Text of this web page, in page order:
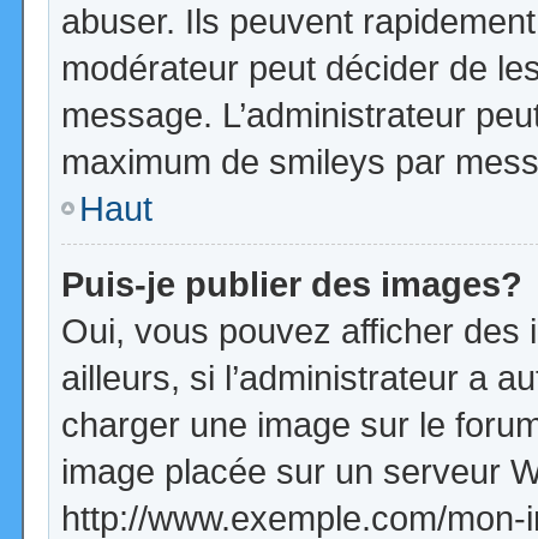
abuser. Ils peuvent
modérateur peut décider de
message. L’administrateur
maximum de smileys par
Haut
Puis-je publier des images?
Oui, vous pouvez afficher
ailleurs, si l’administrateur a
charger une image sur le
image placée sur un serveur
http://www.exemple.com/